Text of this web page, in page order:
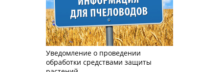
Уведомление о проведении
обработки средствами защиты